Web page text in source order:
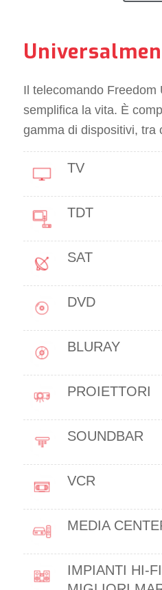
Il telecomando Freedom
semplifica la vita. È
gamma di dispositivi, tra
TV
TDT
SAT
DVD
BLURAY
PROIETTORI
SOUNDBAR
VCR
MEDIA
IMPIANTI HI-